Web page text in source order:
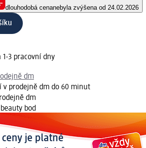
dlouhodobá cenanebyla zvýšena od 24.02.2026
1-3 pracovní dny
dm
v prodejně dm do 60 minut
dm
bod
ceny je platné